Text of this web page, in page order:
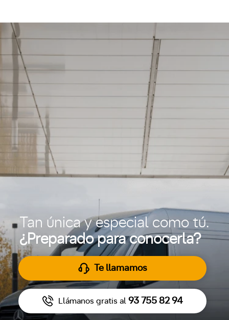
Tan única y especial como tú.
¿Preparado para conocerla?
Te llamamos
Llámanos gratis al 93 755 82 94